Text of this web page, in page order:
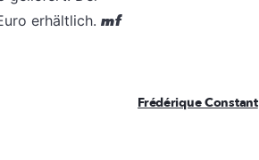
erhältlich. mf
Frédérique Constant